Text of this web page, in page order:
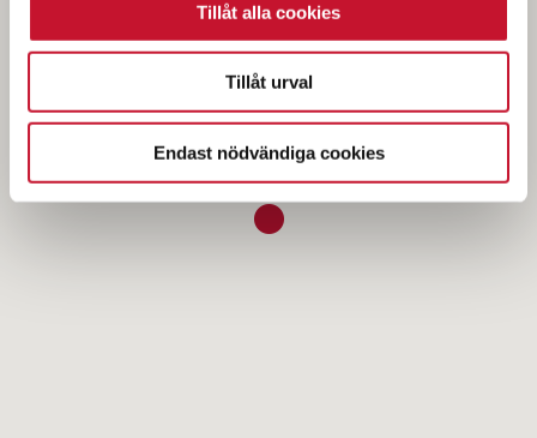
Tillåt alla cookies
Tillåt urval
Endast nödvändiga cookies